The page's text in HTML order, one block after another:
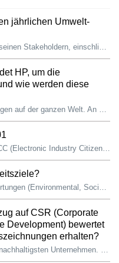
jährlichen Umwelt-
Ja. Seit dem Jahr 2001 stellt HP seinen Stakeholdern, einschließlich Kunden, Branchenanalysten, Investoren, Mitarbeiter:innen und anderen, ausführliche Info...
HP, um die
wie werden diese
HP besitzt und pachtet Einrichtungen auf der ganzen Welt. An unseren 159 Standorten in 56 Ländern ergreifen wir Maßnahmen, um die THG-Emissionen, den Verbr...
HP ist Gründungsmitglied des EICC (Electronic Industry Citizenship Coalition, jetzt Responsible Business Alliance RBA). Als solches hat HP sich verpflichtet...
Wir führen regelmäßig ESG-Bewertungen (Environmental, Social und Governance) durch, um relevante ESG-Themen zu überprüfen und unsere langjährigen Schwerpunk...
auf CSR (Corporate
Development) bewertet
erhalten?
Ja. HP gilt als eines der weltweit nachhaltigsten Unternehmen. Hier einige Highlights: CDP-Rangliste für 2023 – Wir sind das einzige Technologieunternehme...